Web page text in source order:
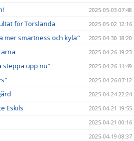
2025-05-03 07:48
för Torslanda 2025-05-02 12:16
mer smartness och kyla" 2025-04-30 18:20
2025-04-26 19:23
steppa upp nu" 2025-04-26 11:49
2025-04-26 07:12
2025-04-24 22:24
Eskils 2025-04-21 19:55
2025-04-21 00:16
2025-04-19 08:37